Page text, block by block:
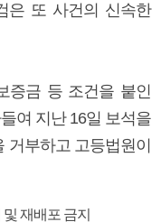
은 또 사건의 신속한
증금 등 조건을 붙인
여 지난 16일 보석을
거부하고 고등법원이
재배포 금지